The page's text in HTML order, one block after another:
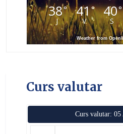
38°
J
41°
V
40°
S
Weather from
Curs valutar
Curs valutar: 05